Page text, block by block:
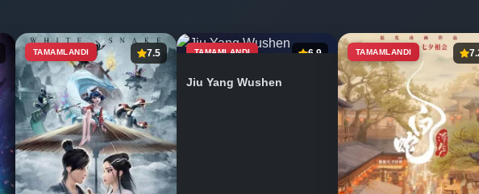
TAMAMLANDI 7.5 TAMAMLANDI 6.9
Jiu Yang Wushen
TAMAMLANDI